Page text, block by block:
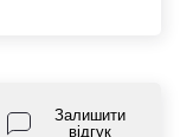
Залишити
відгук